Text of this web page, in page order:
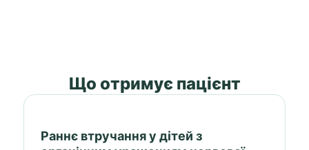
Що отримує пацієнт
Раннє втручання у дітей з